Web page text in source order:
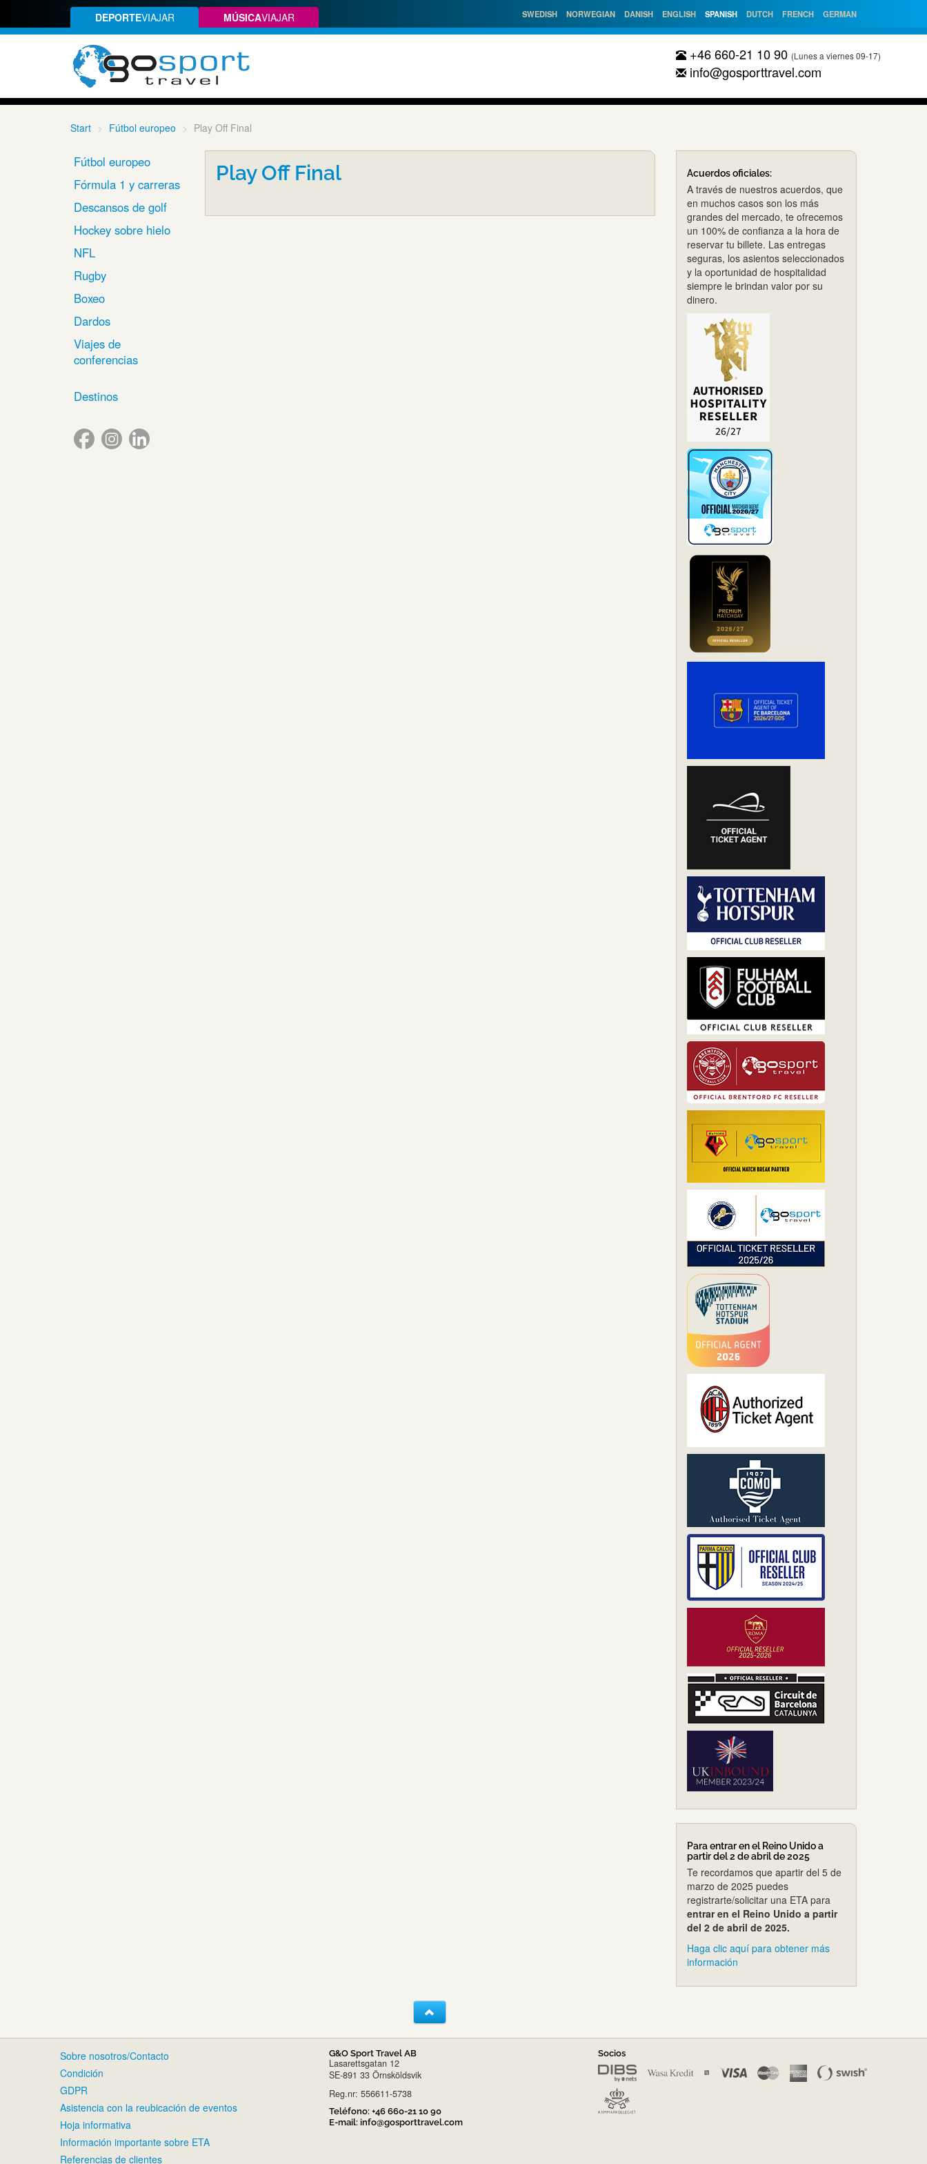
DEPORTEVIAJAR MÚSICAVIAJAR SWEDISH NORWEGIAN DANISH ENGLISH SPANISH DUTCH FRENCH GERMAN
+46 660-21 10 90 (Lunes a viernes 09-17)
info@gosporttravel.com
Start Fútbol europeo Play Off Final
Fútbol europeo
Fórmula 1 y carreras
Descansos de golf
Hockey sobre hielo
NFL
Rugby
Boxeo
Dardos
Viajes de
conferencias
Destinos
Play Off Final Acuerdos oficiales:
A través de nuestros acuerdos, que
en muchos casos son los más
grandes del mercado, te ofrecemos
un 100% de confianza a la hora de
reservar tu billete. Las entregas
seguras, los asientos seleccionados
y la oportunidad de hospitalidad
siempre le brindan valor por su
dinero.
Para entrar en el Reino Unido a
partir del 2 de abril de 2025
Te recordamos que apartir del 5 de
marzo de 2025 puedes
registrarte/solicitar una ETA para
entrar en el Reino Unido a partir
del 2 de abril de 2025.
Haga clic aquí para obtener más
información
Sobre nosotros/Contacto
Condición
GDPR
Asistencia con la reubicación de eventos
Hoja informativa
Información importante sobre ETA
Referencias de clientes
G&O Sport Travel AB
Lasarettsgatan 12
SE-891 33 Örnsköldsvik
Reg.nr: 556611-5738
Teléfono: +46 660-21 10 90
E-mail: info@gosporttravel.com
Socios